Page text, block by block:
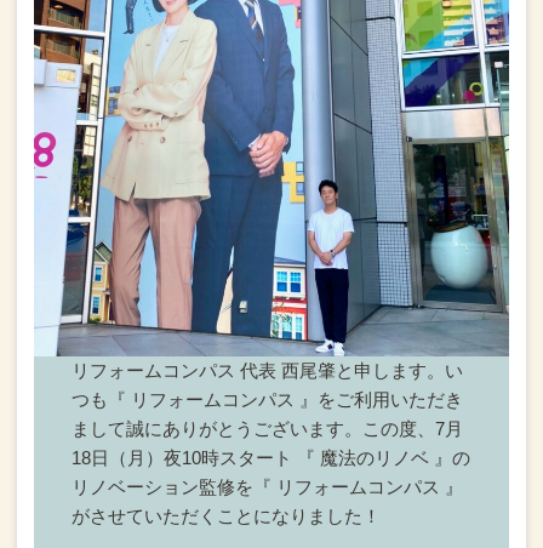
リフォームコンパス 代表 西尾肇と申します。 い
つも『 リフォームコンパス 』をご利用いただき
まして誠にありがとうございます。 この度、7月
18日（月）夜10時スタート 『 魔法のリノベ 』の
リノベーション監修を『 リフォームコンパス 』
がさせていただくことになりました！